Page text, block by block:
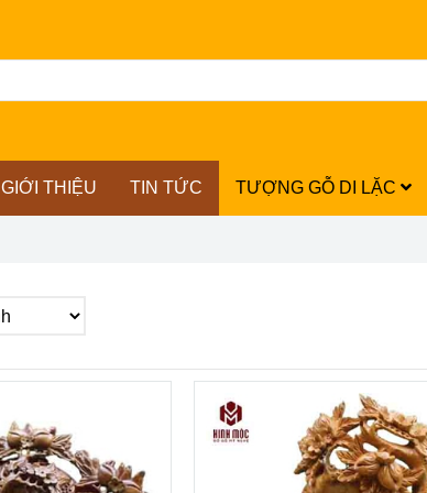
GIỚI THIỆU TIN TỨC TƯỢNG GỖ DI LẶC